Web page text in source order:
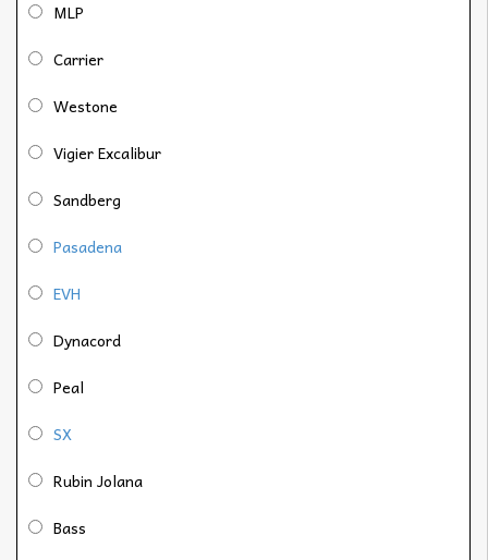
MLP
Carrier
Westone
Vigier Excalibur
Sandberg
Pasadena
EVH
Dynacord
Peal
SX
Rubin Jolana
Bass